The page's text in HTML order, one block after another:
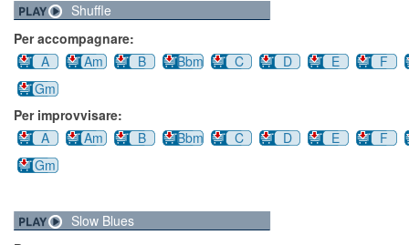
Shuffle
Per accompagnare:
A
Am B Bbm C D E
F
Gm
Per improvvisare:
A
Am B Bbm C D E
F
Gm
Slow Blues